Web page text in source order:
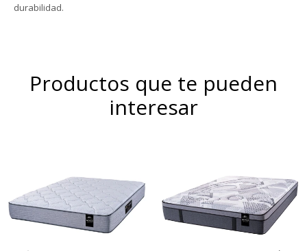
durabilidad.
Productos que te pueden
interesar
Resortes individuales Pocket
se combinan con espumas
de alta densidad y una capa
de espuma sustentable Eco
Zoned. Hard Foam®.
Comfort Grid.Altura de
tejido de punto que
incorpora Seaqual Yarn, un
hilo de poliester de alta
calidad elaborado a partir
de materiales plásticos
reciclados, recuperados del